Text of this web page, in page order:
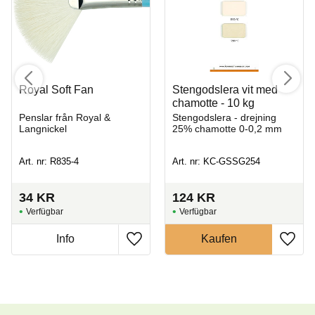
Royal Soft Fan
Penslar från Royal &
Langnickel
Art. nr: R835-4
34 KR
Stengodslera vit med
chamotte - 10 kg
Stengodslera - drejning
25% chamotte 0-0,2 mm
Art. nr: KC-GSSG254
124 KR